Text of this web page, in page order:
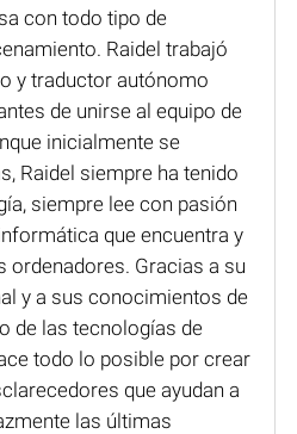
con todo tipo de
Raidel trabajó
y traductor autónomo
de unirse al equipo de
inicialmente se
Raidel siempre ha tenido
siempre lee con pasión
que encuentra y
ordenadores. Gracias a su
y a sus conocimientos de
de las tecnologías de
todo lo posible por crear
que ayudan a
las últimas